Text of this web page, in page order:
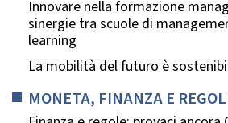
Innovare nella formazione
sinergie tra scuole di
learning
La mobilità del futuro è
MONETA, FINANZA E